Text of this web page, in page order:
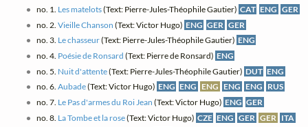
no. 1. Les matelots(Text: Pierre-Jules-Théophile Gautier) CAT ENG GER
no. 2. Vieille Chanson (Text: Victor Hugo) ENG GER GER
no. 3. Le chasseur(Text: Pierre-Jules-Théophile Gautier) ENG
no. 4. Poésie de Ronsard (Text: Pierre de Ronsard) ENG
no. 5. Nuit d'attente(Text: Pierre-Jules-Théophile Gautier) DUT ENG
no. 6. Aubade(Text: Victor Hugo) ENG ENG ENG ENG ENG RUS
no. 7. Le Pas d'armes du Roi Jean (Text: Victor Hugo) ENG GER
no. 8. La Tombe et la rose(Text: Victor Hugo) CZE ENG GER GER ITA